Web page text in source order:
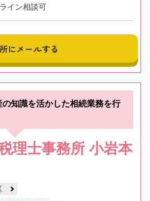
イン相談可
にメールする
の知識を活かした相続業務を行
理士事務所 小岩本